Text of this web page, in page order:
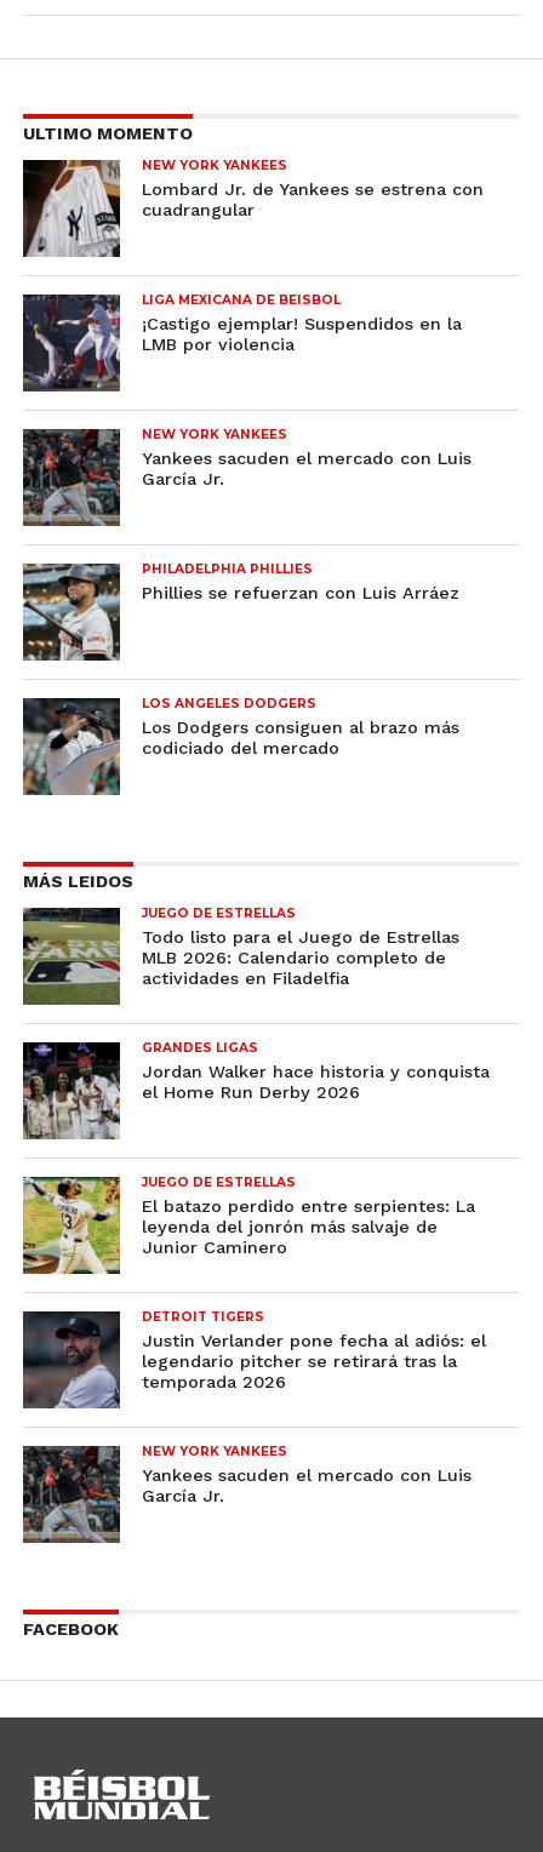
ULTIMO MOMENTO
NEW YORK YANKEES
Lombard Jr. de Yankees se estrena con
cuadrangular
LIGA MEXICANA DE BEISBOL
¡Castigo ejemplar! Suspendidos en la
LMB por violencia
NEW YORK YANKEES
Yankees sacuden el mercado con Luis
García Jr.
PHILADELPHIA PHILLIES
Phillies se refuerzan con Luis Arráez
LOS ANGELES DODGERS
Los Dodgers consiguen al brazo más
codiciado del mercado
MÁS LEIDOS
JUEGO DE ESTRELLAS
Todo listo para el Juego de Estrellas
MLB 2026: Calendario completo de
actividades en Filadelfia
GRANDES LIGAS
Jordan Walker hace historia y conquista
el Home Run Derby 2026
JUEGO DE ESTRELLAS
El batazo perdido entre serpientes: La
leyenda del jonrón más salvaje de
Junior Caminero
DETROIT TIGERS
Justin Verlander pone fecha al adiós: el
legendario pitcher se retirará tras la
temporada 2026
NEW YORK YANKEES
Yankees sacuden el mercado con Luis
García Jr.
FACEBOOK